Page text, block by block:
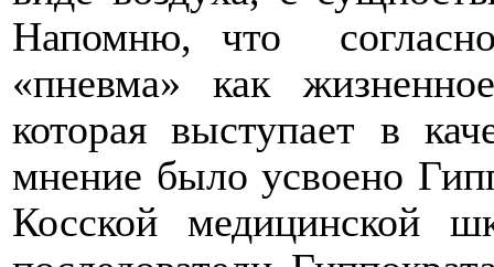
Напомню, что
«пневма» как
которая выступает в
мнение было усвоено
Косской медицинской